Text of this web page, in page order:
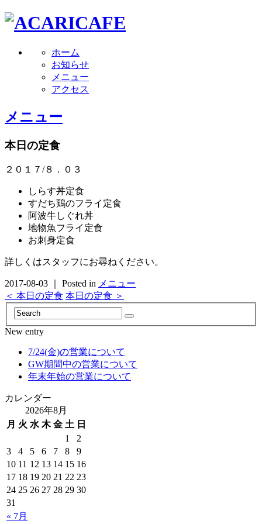
ホーム
お知らせ
メニュー
アクセス
メニュー
本日の定食
２０１７/８．０３
しらす丼定食
すだち鶏のフライ定食
阿波牛しぐれ丼
地物魚フライ定食
お刺身定食
詳しくはスタッフにお尋ねください。
2017-08-03 ｜ Posted in メニュー
＜ 本日の定食 本日の定食 ＞
New entry
7/24(金)の営業について
GW期間中の営業について
年末年始の営業について
カレンダー
2026年8月
月 火 水 木 金 土 日
« 7月
1
2
3
4 5 6 7 8
9
10 11 12 13 14 15 16
17 18 19 20 21 22 23
24 25 26 27 28 29 30
31